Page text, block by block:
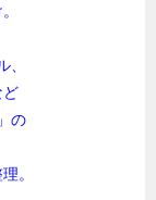
ど
の
。